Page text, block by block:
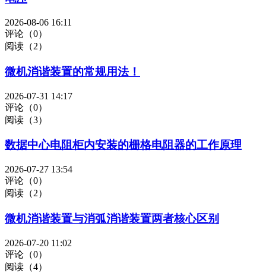
2026-08-06 16:11
评论（0）
阅读（2）
微机消谐装置的常规用法！
2026-07-31 14:17
评论（0）
阅读（3）
数据中心电阻柜内安装的栅格电阻器的工作原理
2026-07-27 13:54
评论（0）
阅读（2）
微机消谐装置与消弧消谐装置两者核心区别
2026-07-20 11:02
评论（0）
阅读（4）